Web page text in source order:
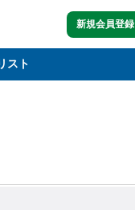
新規会員登録
スト